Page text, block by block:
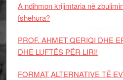
A ndihmon krijimtaria në
fshehura?
PROF. AHMET QERIQI DHE
DHE LUFTЁS PЁR LIRI!
FORMAT ALTERNATIVE TË